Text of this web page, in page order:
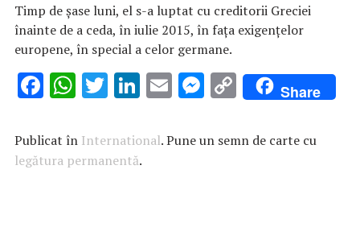
Timp de şase luni, el s-a luptat cu creditorii Greciei
înainte de a ceda, în iulie 2015, în faţa exigenţelor
europene, în special a celor germane.
F
e
b
W
at
s
T
it
te
Li
k
e
E
ai
M
se
C
o
p
Share
Publicat în International. Pune un semn de carte cu
legătura permanentă.